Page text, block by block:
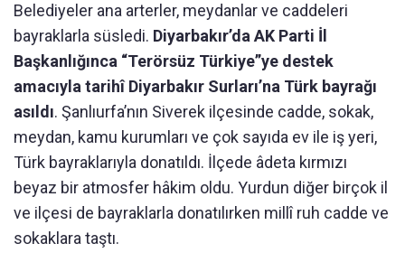
Belediyeler ana arterler, meydanlar ve caddeleri
bayraklarla süsledi. Diyarbakır’da AK Parti İl
Başkanlığınca “Terörsüz Türkiye”ye destek
amacıyla tarihî Diyarbakır Surları’na Türk bayrağı
asıldı. Şanlıurfa’nın Siverek ilçesinde cadde, sokak,
meydan, kamu kurumları ve çok sayıda ev ile iş yeri,
Türk bayraklarıyla donatıldı. İlçede âdeta kırmızı
beyaz bir atmosfer hâkim oldu. Yurdun diğer birçok il
ve ilçesi de bayraklarla donatılırken millî ruh cadde ve
sokaklara taştı.